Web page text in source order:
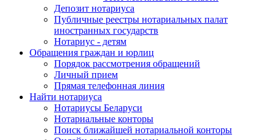
Депозит нотариуса
Публичные реестры нотариальных палат
иностранных государств
Нотариус - детям
Обращения граждан и юрлиц
Порядок рассмотрения обращений
Личный прием
Прямая телефонная линия
Найти нотариуса
Нотариусы Беларуси
Нотариальные конторы
Поиск ближайшей нотариальной конторы